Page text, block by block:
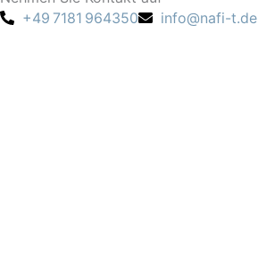
+49 7181 964350
info@nafi-t.de